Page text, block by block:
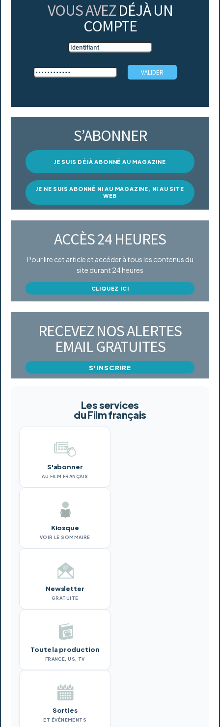
VOUS AVEZ DÉJÀ UN
COMPTE
S’ABONNER
JE SUIS DÉJÀ ABONNÉ AU MAGAZINE
JE NE SUIS ABONNÉ NI AU MAGAZINE, NI AU SITE
WEB
ACCÈS 24 HEURES
Pour lire cet article et accéder à tous les contenus du
site durant 24 heures
CLIQUEZ ICI
RECEVEZ NOS ALERTES
EMAIL GRATUITES
S'INSCRIRE
Les services
du Film français
S'abonner
AU FILM FRANÇAIS
Kiosque
VOIR LE SOMMAIRE
Newsletter
GRATUITE
Toute la production
FRANCE, US, TV
Sorties
ET ÉVÉNEMENTS